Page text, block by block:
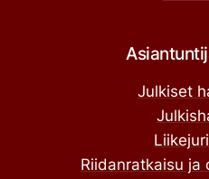
Julkiset
Riidanratkaisu ja